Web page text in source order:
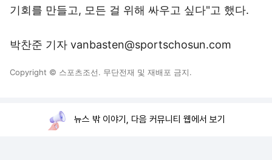
기회를 만들고, 모든 걸 위해 싸우고 싶다"고 했다.
박찬준 기자 vanbasten@sportschosun.com
Copyright © 스포츠조선. 무단전재 및 재배포 금지.
뉴스 밖 이야기, 다음 커뮤니티 웹에서 보기